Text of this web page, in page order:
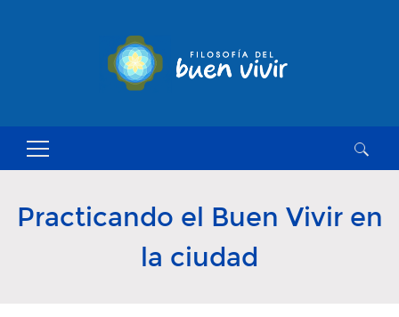
Buscar:
Practicando el Buen Vivir en
la ciudad